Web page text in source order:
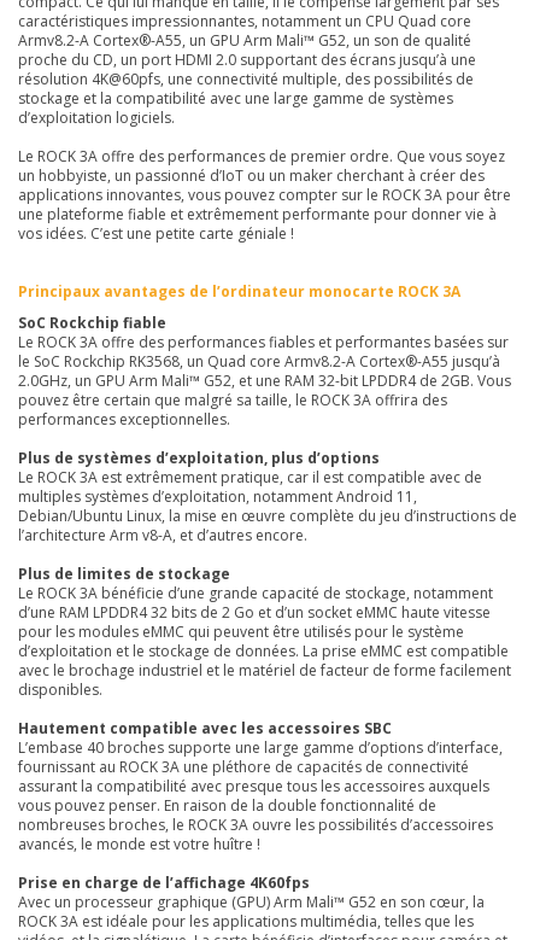
caractéristiques impressionnantes, notamment un CPU Quad core
Armv8.2-A Cortex®-A55, un GPU Arm Mali™ G52, un son de qualité
proche du CD, un port HDMI 2.0 supportant des écrans jusqu’à une
résolution 4K@60pfs, une connectivité multiple, des possibilités de
stockage et la compatibilité avec une large gamme de systèmes
d’exploitation logiciels.
Le ROCK 3A offre des performances de premier ordre. Que vous soyez
un hobbyiste, un passionné d’IoT ou un maker cherchant à créer des
applications innovantes, vous pouvez compter sur le ROCK 3A pour être
une plateforme fiable et extrêmement performante pour donner vie à
vos idées. C’est une petite carte géniale !
Principaux avantages de l’ordinateur monocarte ROCK 3A
SoC Rockchip fiable
Le ROCK 3A offre des performances fiables et performantes basées sur
le SoC Rockchip RK3568, un Quad core Armv8.2-A Cortex®-A55 jusqu’à
2.0GHz, un GPU Arm Mali™ G52, et une RAM 32-bit LPDDR4 de 2GB. Vous
pouvez être certain que malgré sa taille, le ROCK 3A offrira des
performances exceptionnelles.
Plus de systèmes d’exploitation, plus d’options
Le ROCK 3A est extrêmement pratique, car il est compatible avec de
multiples systèmes d’exploitation, notamment Android 11,
Debian/Ubuntu Linux, la mise en œuvre complète du jeu d’instructions de
l’architecture Arm v8-A, et d’autres encore.
Plus de limites de stockage
Le ROCK 3A bénéficie d’une grande capacité de stockage, notamment
d’une RAM LPDDR4 32 bits de 2 Go et d’un socket eMMC haute vitesse
pour les modules eMMC qui peuvent être utilisés pour le système
d’exploitation et le stockage de données. La prise eMMC est compatible
avec le brochage industriel et le matériel de facteur de forme facilement
disponibles.
Hautement compatible avec les accessoires SBC
L’embase 40 broches supporte une large gamme d’options d’interface,
fournissant au ROCK 3A une pléthore de capacités de connectivité
assurant la compatibilité avec presque tous les accessoires auxquels
vous pouvez penser. En raison de la double fonctionnalité de
nombreuses broches, le ROCK 3A ouvre les possibilités d’accessoires
avancés, le monde est votre huître !
Prise en charge de l’affichage 4K60fps
Avec un processeur graphique (GPU) Arm Mali™ G52 en son cœur, la
ROCK 3A est idéale pour les applications multimédia, telles que les